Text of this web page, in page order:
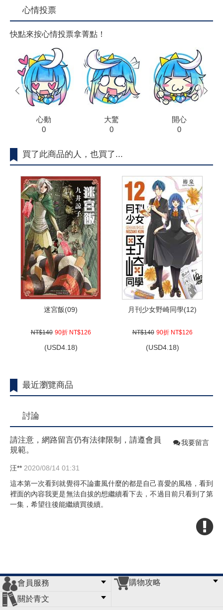
心情投票
快點來按心情投票拿菁點！
心動
0
大驚
0
開心
0
prev next
買了此商品的人，也買了...
迷宮飯(09)
NT$140 90折 NT$126
(USD4.18)
月刊少女野崎同學(12)
NT$140 90折 NT$126
(USD4.18)
最近瀏覽商品
討論
請注意，網路留言仍有法律限制，請遵會員
規範。
我要留言
汪** 2020/08/14 01:31
這本第一次看到就覺得不論畫風什麼的都是自己喜愛的風格，看到
裡面的內容我更是無法自拔的想繼續看下去，不過目前只看到了第
一集，希望往後能繼續買後續。
會員服務
會員辦法
客服信箱
隱私條款
網站導覽
購物攻略
關於青文